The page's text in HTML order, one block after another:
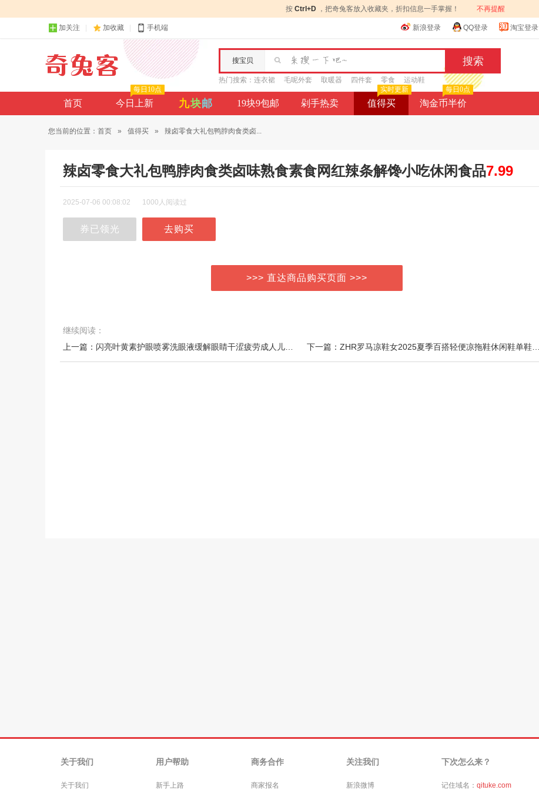
按 Ctrl+D ，把奇兔客放入收藏夹，折扣信息一手掌握！ 不再提醒
加关注 加收藏 手机端 新浪登录 QQ登录 淘宝登录
搜宝贝
热门搜索： 连衣裙 毛呢外套 取暖器 四件套 零食 运动鞋
首页 今日上新
每日10点
九块邮 19块9包邮 剁手热卖 值得买
实时更新
淘金币半价
每日0点
您当前的位置： 首页 » 值得买 » 辣卤零食大礼包鸭脖肉食类卤...
辣卤零食大礼包鸭脖肉食类卤味熟食素食网红辣条解馋小吃休闲食品7.99
2025-07-06 00:08:02 1000人阅读过
券已领光 去购买
>>> 直达商品购买页面 >>>
继续阅读：
关于我们
关于我们
用户帮助
新手上路
商务合作
商家报名
关注我们
新浪微博
下次怎么来？
记住域名： qituke.com